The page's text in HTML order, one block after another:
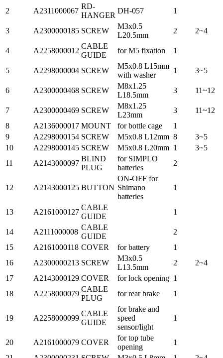
2
A2311000067
RD-
HANGER
DH-057 1
3 A2300000185 SCREW
M3x0.5
L20.5mm
2 2~4
4 A2258000012
CABLE
GUIDE
for M5 fixation 1
5 A2298000004 SCREW
M5x0.8 L15mm
with washer
1 3~5
6 A2300000468 SCREW
M8x1.25
L18.5mm
3 11~12
7 A2300000469 SCREW
M8x1.25
L23mm
3
11~12
8
A2136000017 MOUNT for bottle cage
1
9
A2298000154 SCREW M5x0.8 L12mm 8
3~5
10
A2298000145 SCREW M5x0.8 L20mm 1
3~5
11
A2143000097
BLIND
PLUG
for SIMPLO
batteries
2
12 A2143000125 BUTTON
ON-OFF for
Shimano
batteries
1
13 A2161000127
CABLE
GUIDE
1
14 A2111000008
CABLE
GUIDE
2
15
A2161000118 COVER for battery
1
16
A2300000213 SCREW
M3x0.5
L13.5mm
2
2~4
17
A2143000129 COVER for lock opening 1
18
A2258000079
CABLE
PLUG
for rear brake 1
19 A2258000099
CABLE
GUIDE
for brake and
speed
sensor/light
1
20 A2161000079 COVER
for top tube
opening
1